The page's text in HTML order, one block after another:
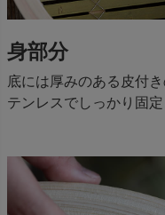
身部分
底には厚みのある皮付
テンレスでしっかり固定